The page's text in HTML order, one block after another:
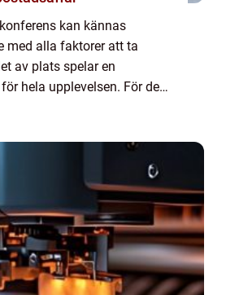
kan kännas
med alla faktorer att ta
av plats spelar en
hela upplevelsen. För dem